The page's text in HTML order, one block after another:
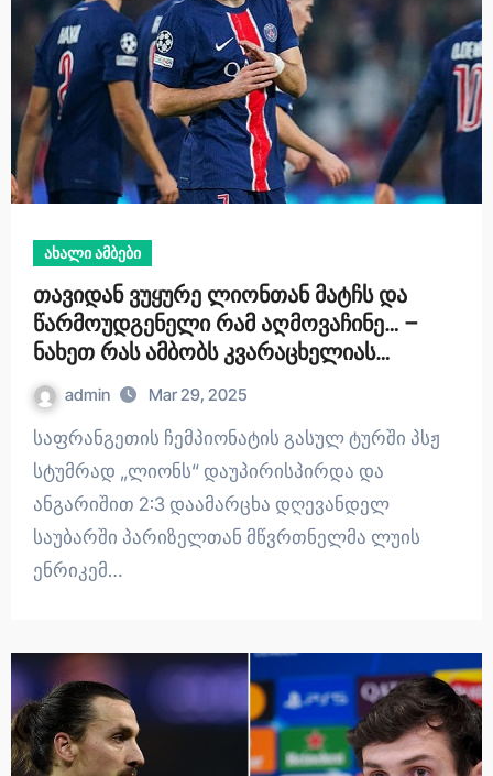
ახალი ამბები
თავიდან ვუყურე ლიონთან მატჩს და
წარმოუდგენელი რამ აღმოვაჩინე… –
ნახეთ რას ამბობს კვარაცხელიას
მწვრთნელი
admin Mar 29, 2025
საფრანგეთის ჩემპიონატის გასულ ტურში პსჟ
სტუმრად „ლიონს“ დაუპირისპირდა და
ანგარიშით 2:3 დაამარცხა დღევანდელ
საუბარში პარიზელთან მწვრთნელმა ლუის
ენრიკემ…